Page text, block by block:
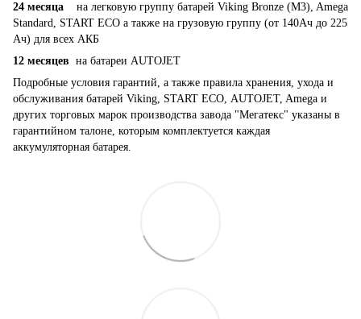
24 месяца на легковую группу батарей Viking Bronze (M3), Amega
Standard, START ECO а также на грузовую группу (от 140Ач до 225
Ач) для всех АКБ
12 месяцев на батареи AUTOJET
Подробные условия гарантий, а также правила хранения, ухода и
обслуживания батарей Viking, START ECO, AUTOJET, Amega и
других торговых марок производства завода "Мегатекс" указаны в
гарантийном талоне, которым комплектуется каждая
аккумуляторная батарея.